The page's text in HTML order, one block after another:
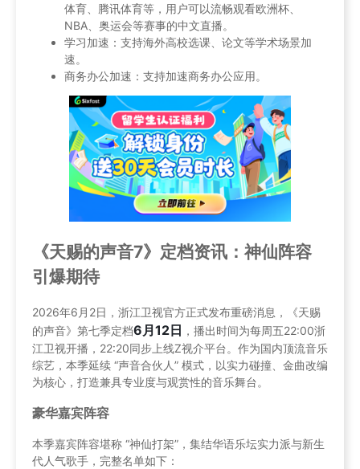
体育、腾讯体育等，用户可以流畅观看欧洲杯、
NBA、奥运会等赛事的中文直播。
学习加速：支持海外高校选课、论文等学术场景加
速。
商务办公加速：支持加速商务办公应用。
《天赐的声音7》定档资讯：神仙阵容
引爆期待
2026年6月2日，浙江卫视官方正式发布重磅消息，《天赐
的声音》第七季定档6月12日 ，播出时间为每周五22:00浙
江卫视开播，22:20同步上线Z视介平台。作为国内顶流音乐
综艺，本季延续 “声音合伙人” 模式，以实力碰撞、金曲改编
为核心，打造兼具专业度与观赏性的音乐舞台。
豪华嘉宾阵容
本季嘉宾阵容堪称 “神仙打架”，集结华语乐坛实力派与新生
代人气歌手，完整名单如下：